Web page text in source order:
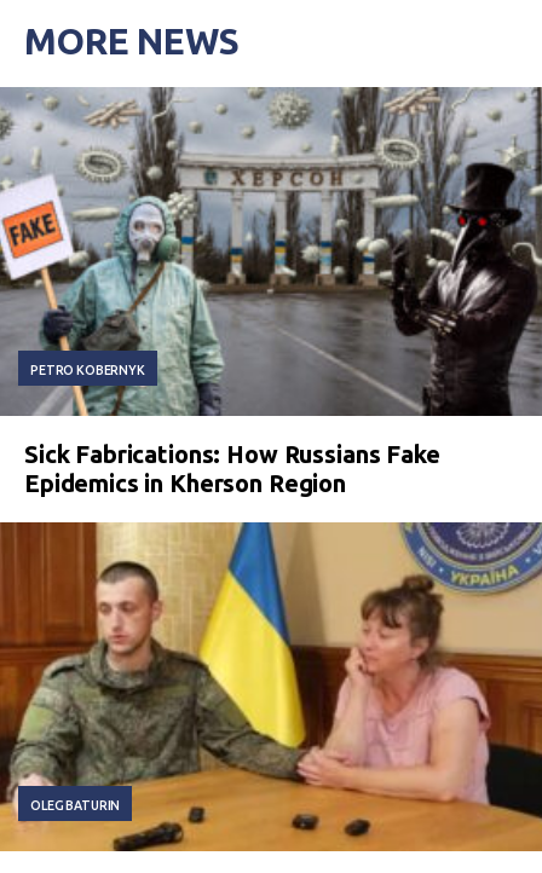
MORE NEWS
PETRO KOBERNYK
Sick Fabrications: How Russians Fake
Epidemics in Kherson Region
OLEG BATURIN